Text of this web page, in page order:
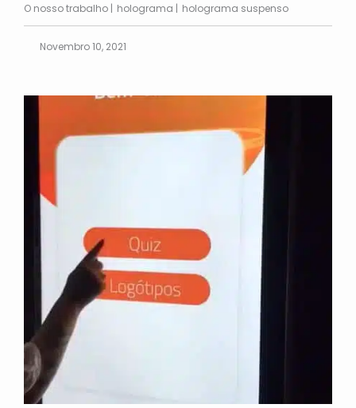
O nosso trabalho holograma holograma suspenso
Novembro 10, 2021